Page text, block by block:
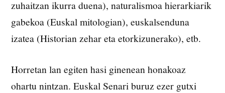
zuhaitzan ikurra duena), naturalismoa hierarkiarik
gabekoa (Euskal mitologian), euskalsenduna
izatea (Historian zehar eta etorkizunerako), etb.
Horretan lan egiten hasi ginenean honakoaz
ohartu nintzan. Euskal Senari buruz ezer gutxi